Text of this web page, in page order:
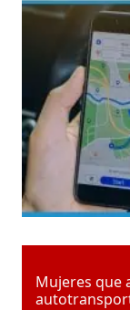
Mujeres que